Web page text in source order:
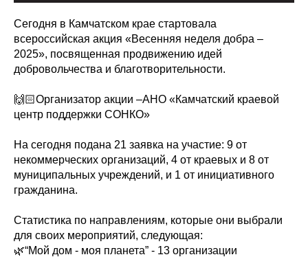
Сегодня в Камчатском крае стартовала
всероссийская акция «Весенняя неделя добра –
2025», посвященная продвижению идей
добровольчества и благотворительности.
🙌🏻Организатор акции –АНО «Камчатский краевой
центр поддержки СОНКО»
На сегодня подана 21 заявка на участие: 9 от
некоммерческих организаций, 4 от краевых и 8 от
муниципальных учреждений, и 1 от инициативного
гражданина.
Статистика по направлениям, которые они выбрали
для своих мероприятий, следующая:
🌿“Мой дом - моя планета” - 13 организации